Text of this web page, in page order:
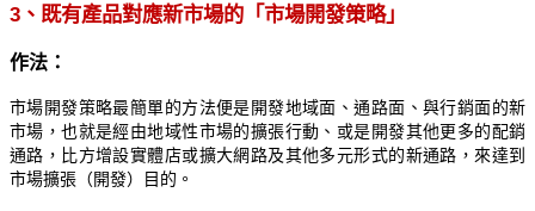
3 、既有產品對應新市場的「市場開發策略」
作法：
市場開發策略最簡單的方法便是開發地域面、通路面、與行銷面的新
市場，也就是經由地域性市場的擴張行動、或是開發其他更多的配銷
通路，比方增設實體店或擴大網路及其他多元形式的新通路，來達到
市場擴張（開發）目的。